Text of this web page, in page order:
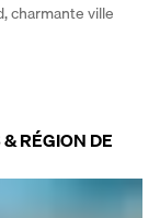
charmante ville
RÉGION DE